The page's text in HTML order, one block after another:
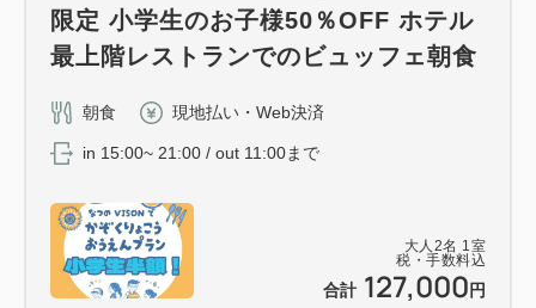
大人 2名 1室
税・手数料込
合計 127,000 円
限定 小学生のお子様50％OFF ホテル
最上階レストランでのビュッフェ朝食
朝食 現地払い・Web決済
in 15:00~ 21:00 / out 11:00まで